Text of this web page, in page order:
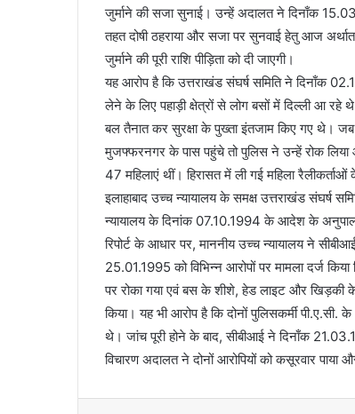
जुर्माने की सजा सुनाई। उन्हें अदालत ने दिनाँक
तहत दोषी ठहराया और सजा पर सुनवाई हेतु आज
जुर्माने की पूरी राशि पीड़िता को दी जाएगी।
यह आरोप है कि उत्तराखंड संघर्ष समिति ने दिनाँक
लेने के लिए पहाड़ी क्षेत्रों से लोग बसों में दिल्ली आ
बल तैनात कर सुरक्षा के पुख्ता इंतजाम किए गए थे। जब
मुजफ्फरनगर के पास पहुंचे तो पुलिस ने उन्हें रोक
47 महिलाएं थीं। हिरासत में ली गई महिला
इलाहाबाद उच्च न्यायालय के समक्ष उत्तराखंड संघर्ष
न्यायालय के दिनांक 07.10.1994 के आदेश के अनुपालन
रिपोर्ट के आधार पर, माननीय उच्च न्यायालय ने
25.01.1995 को विभिन्न आरोपों पर मामला दर्ज
पर रोका गया एवं बस के शीशे, हेड लाइट और खिड़की के
किया। यह भी आरोप है कि दोनों पुलिसकर्मी
थे। जांच पूरी होने के बाद, सीबीआई ने दिनाँक
विचारण अदालत ने दोनों आरोपियों को कसूरवार